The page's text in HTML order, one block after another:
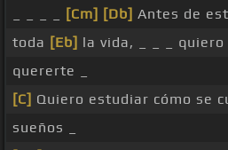
[Cm] [Db] Antes de
toda [Eb] la vida, _ _ _
quererte _
[C] Quiero estudiar cómo se
sueños _